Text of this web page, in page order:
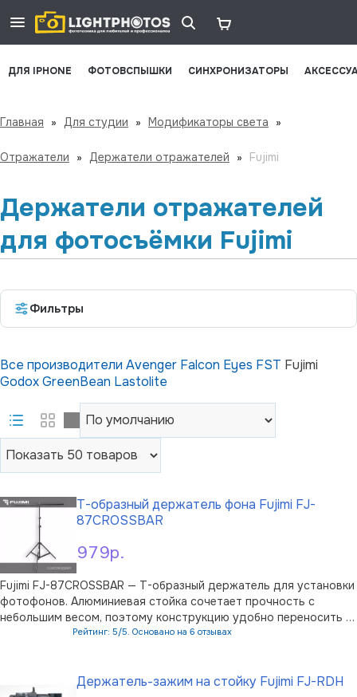
ДЛЯ IPHONE ФОТОВСПЫШКИ СИНХРОНИЗАТОРЫ
Главная » Для студии » Модификаторы света »
Отражатели » Держатели отражателей » Fujimi
Держатели отражателей
для фотосъёмки Fujimi
Фильтры
Все производители Avenger Falcon Eyes FST Fujimi
GodoxGreenBean Lastolite
979р.
Т-образный держатель фона Fujimi FJ-
87CROSSBAR
Fujimi FJ-87CROSSBAR — Т-образный держатель для установки
фотофонов. Алюминиевая стойка сочетает прочность с
небольшим весом, поэтому конструкцию удобно переносить и
перевозить. Установка не требует сложных действий:
Рейтинг: 5/5. Основано на 6 отзывах
Держатель-зажим на стойку Fujimi FJ-RDH